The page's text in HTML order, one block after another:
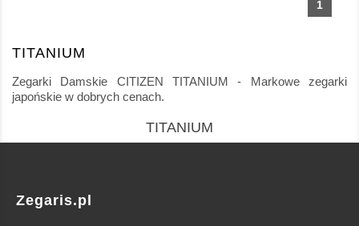
1
TITANIUM
Zegarki Damskie CITIZEN TITANIUM - Markowe zegarki
japońskie w dobrych cenach.
TITANIUM
Zegaris.pl